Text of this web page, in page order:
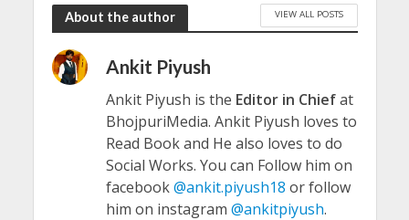
About the author VIEW ALL POSTS
Ankit Piyush
Ankit Piyush is the Editor in Chiefat
BhojpuriMedia. Ankit Piyush loves to
Read Book and He also loves to do
Social Works. You can Follow him on
facebook@ankit.piyush18 or follow
him on instagram @ankitpiyush.